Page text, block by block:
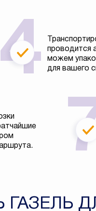
проводится
можем
для вашего
ГАЗЕЛЬ